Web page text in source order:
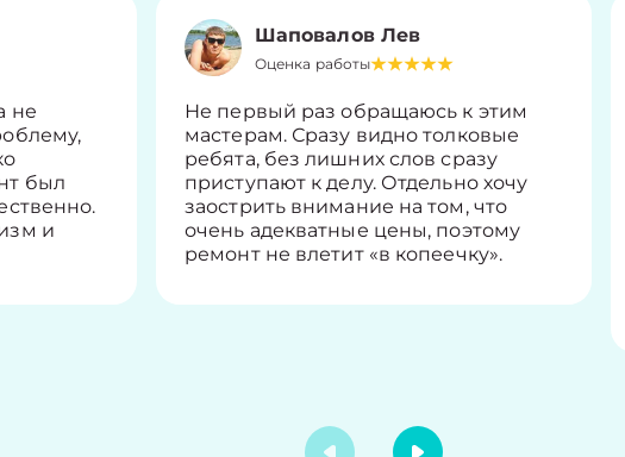
не
был
и
Шаповалов Лев
Оценка работы
Не первый раз обращаюсь к этим
мастерам. Сразу видно толковые
ребята, без лишних слов сразу
приступают к делу. Отдельно хочу
заострить внимание на том, что
очень адекватные цены, поэтому
ремонт не влетит «в копеечку».